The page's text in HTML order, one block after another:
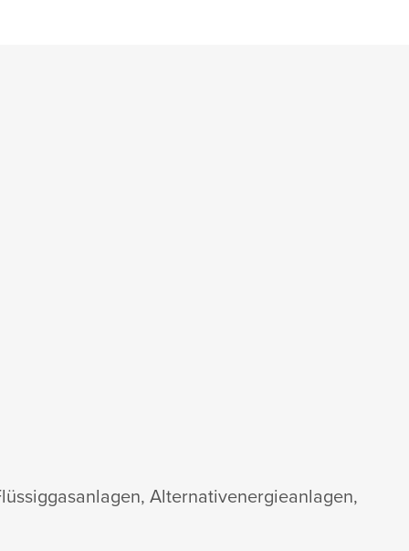
Alternativenergieanlagen,